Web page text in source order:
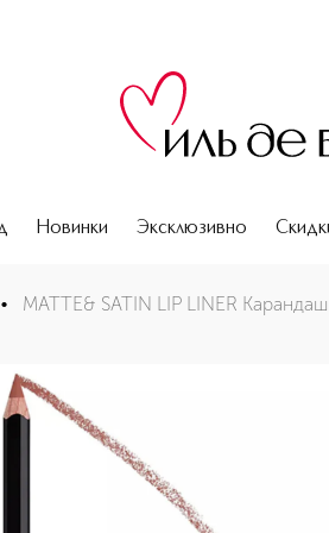
Новинки Эксклюзивно
• MATTE& SATIN LIP LINER